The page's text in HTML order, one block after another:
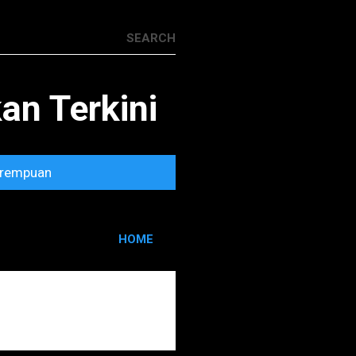
Terkini
HOME